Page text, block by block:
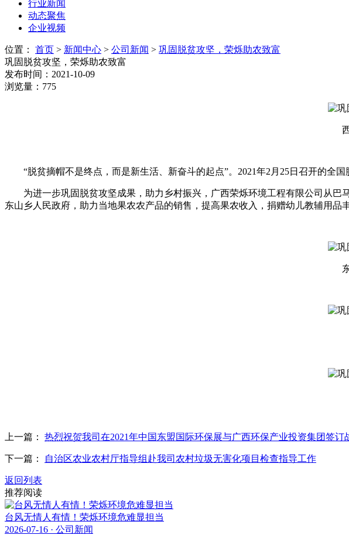
行业新闻
动态聚焦
企业视频
位置： 首页 > 新闻中心 > 公司新闻 > 巩固脱贫攻坚，荣烁助农致富
巩固脱贫攻坚，荣烁助农致富
发布时间：2021-10-09
浏览量：775
“脱贫摘帽不是终点，而是新生活、新奋斗的起点”。2021年2月25日召开的全
为进一步巩固脱贫攻坚成果，助力乡村振兴，广西荣烁环境工程有限公司从
东山乡人民政府，助力当地果农农产品的销售，提高果农收入，捐赠幼儿教辅用品
上一篇： 热烈祝贺我司在2021年中国东盟国际环保展与广西环保产业投资集团签订
下一篇： 自治区农业农村厅指导组赴我司农村垃圾无害化项目检查指导工作
返回列表
推荐阅读
台风无情人有情！荣烁环境危难显担当
2026-07-16 · 公司新闻